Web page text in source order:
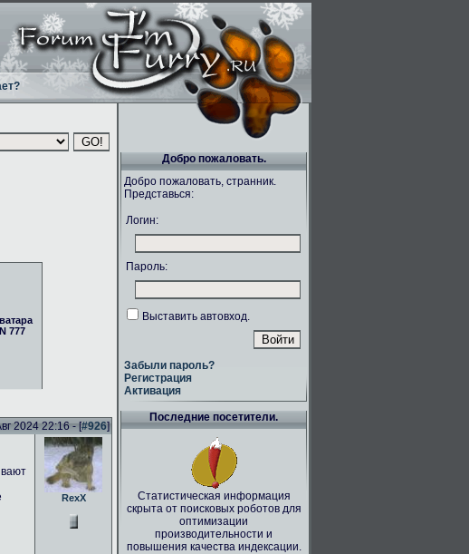
777
2024 22:16 - [#926]
RexX
Добро пожаловать.
Добро пожаловать, странник.
Представься:
Логин:
Пароль:
Выставить автовход.
Забыли пароль?
Регистрация
Активация
Последние посетители.
Статистическая информация
скрыта от поисковых роботов для
оптимизации
производительности и
повышения качества индексации.